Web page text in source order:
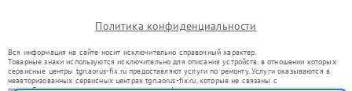
Политика конфиденциальности
Вся информация на сайте носит исключительно справочный характер.
Товарные знаки используются исключительно для описания устройств, в отношении которых
сервисные центры tgn.aorus-fix.ru предоставляют услуги по ремонту. Услуги оказываются в
неавторизованных сервисных центрах tgn.aorus-fix.ru, которые не связаны с